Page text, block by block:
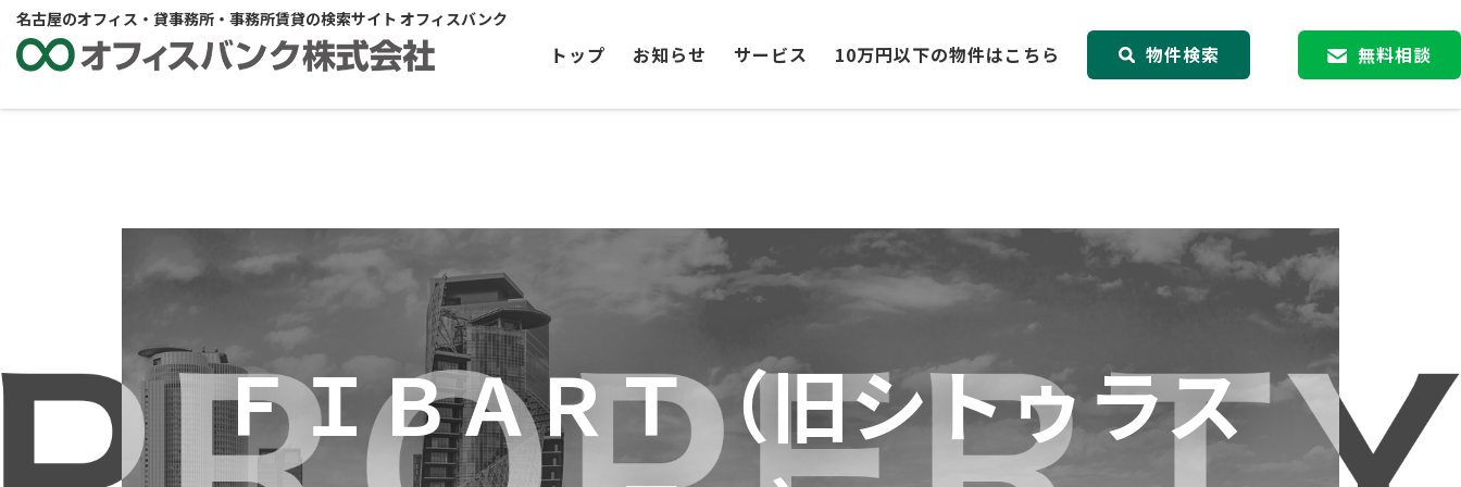
名古屋のオフィス・貸事務所・事務所賃貸の検索サイト オフィスバンク
トップ お知らせ サービス 10万円以下の物件はこちら 物件検索 無料相談
ＦＩＢＡＲＴ（旧シトゥラス